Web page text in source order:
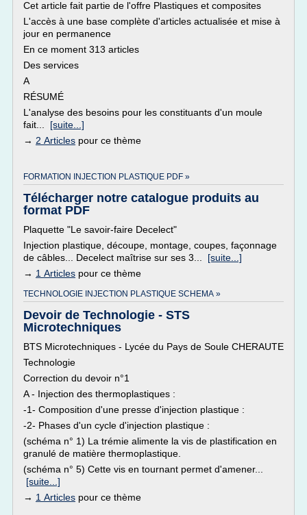
Cet article fait partie de l'offre Plastiques et composites
L'accès à une base complète d'articles actualisée et mise à
jour en permanence
En ce moment 313 articles
Des services
A
RÉSUMÉ
L'analyse des besoins pour les constituants d'un moule
fait... [suite...]
→ 2 Articles pour ce thème
FORMATION INJECTION PLASTIQUE PDF »
Télécharger notre catalogue produits au
format PDF
Plaquette "Le savoir-faire Decelect"
Injection plastique, découpe, montage, coupes, façonnage
de câbles... Decelect maîtrise sur ses 3... [suite...]
→ 1 Articles pour ce thème
TECHNOLOGIE INJECTION PLASTIQUE SCHEMA »
Devoir de Technologie - STS
Microtechniques
BTS Microtechniques - Lycée du Pays de Soule CHERAUTE
Technologie
Correction du devoir n°1
A - Injection des thermoplastiques :
-1- Composition d'une presse d'injection plastique :
-2- Phases d'un cycle d'injection plastique :
(schéma n° 1) La trémie alimente la vis de plastification en
granulé de matière thermoplastique.
(schéma n° 5) Cette vis en tournant permet d'amener...
[suite...]
→ 1 Articles pour ce thème